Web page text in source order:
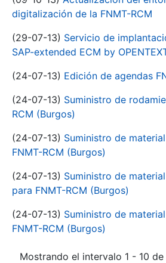
digitalización de la FNMT-RCM
(29-07-13) Servicio de
SAP-extended ECM by
(24-07-13) Edición de agendas
(24-07-13) Suministro de
RCM (Burgos)
(24-07-13) Suministro de
FNMT-RCM (Burgos)
(24-07-13) Suministro de
para FNMT-RCM (Burgos)
(24-07-13) Suministro de
FNMT-RCM (Burgos)
Mostrando el intervalo 1 - 10